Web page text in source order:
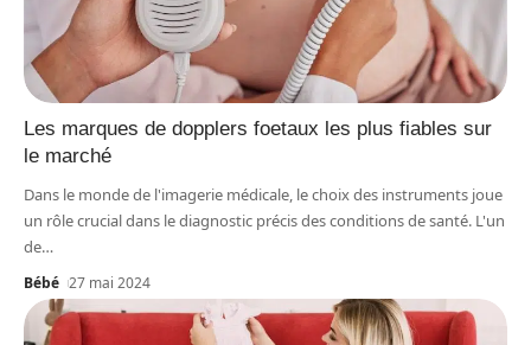
Les marques de dopplers foetaux les plus fiables sur
le marché
Dans le monde de l'imagerie médicale, le choix des instruments joue
un rôle crucial dans le diagnostic précis des conditions de santé. L'un
de…
Bébé 27 mai 2024